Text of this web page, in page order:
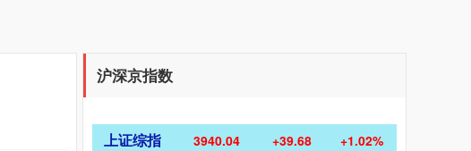
沪深京指数
上证综指 3940.04 +39.68 +1.02%